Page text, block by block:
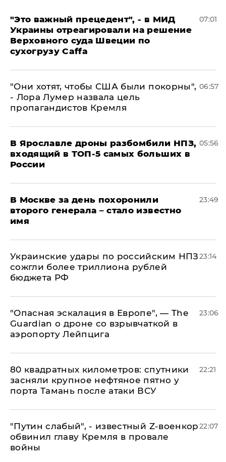
"Это важный прецедент", - в МИД
Украины отреагировали на решение
Верховного суда Швеции по
сухогрузу Caffa
07:01
"Они хотят, чтобы США были покорны",
- Лора Лумер назвала цель
пропагандистов Кремля
06:57
В Ярославле дроны разбомбили НПЗ,
входящий в ТОП-5 самых больших в
России
05:56
В Москве за день похоронили
второго генерала – стало известно
имя
23:49
Украинские удары по российским НПЗ
сожгли более триллиона рублей
бюджета РФ
23:14
"Опасная эскалация в Европе", — The
Guardian о дроне со взрывчаткой в
аэропорту Лейпцига
23:06
80 квадратных километров: спутники
засняли крупное нефтяное пятно у
порта Тамань после атаки ВСУ
22:21
​"Путин слабый", - известный Z-военкор
обвинил главу Кремля в провале
войны
22:07